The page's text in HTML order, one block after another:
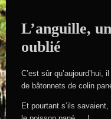
L’anguille,
oublié
C’est sûr
de bâtonnets de colin
Et pourtant s’ils